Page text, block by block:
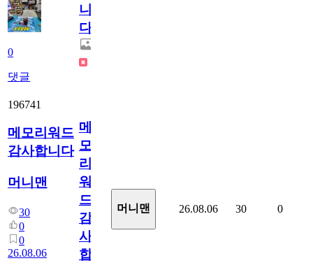
0
댓글
니
다.
196741
메모리워드
감사합니다
머니맨
30
0
0
26.08.06
메
모
리
워
드
감
사
합
머니맨 26.08.06 30 0